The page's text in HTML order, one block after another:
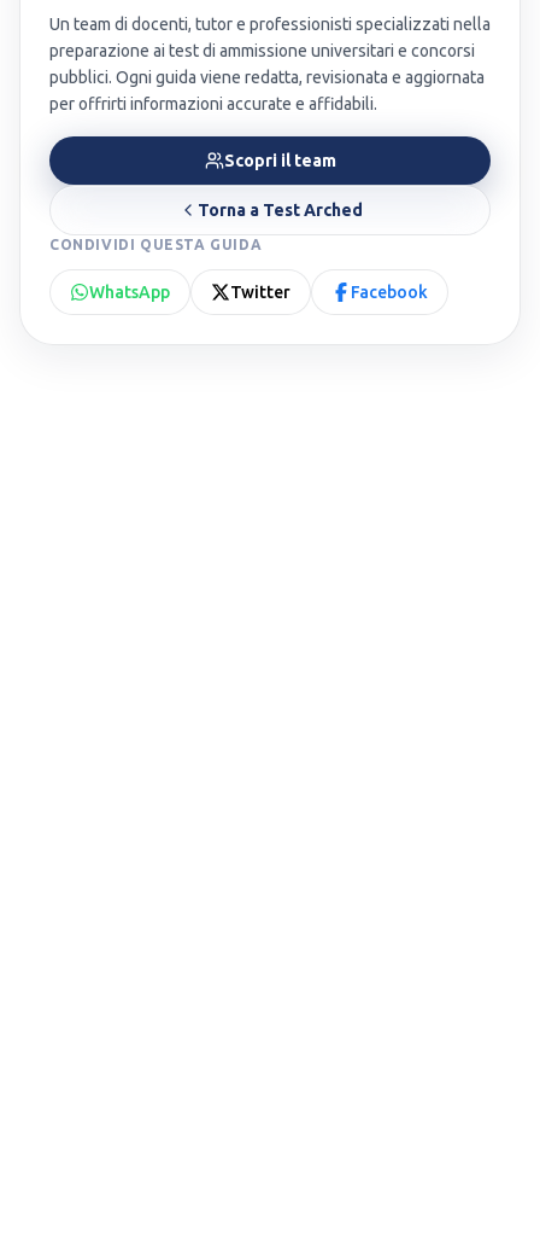
Un team di docenti, tutor e professionisti specializzati nella
preparazione ai test di ammissione universitari e concorsi
pubblici. Ogni guida viene redatta, revisionata e aggiornata
per offrirti informazioni accurate e affidabili.
Scopri il team
Torna a Test Arched
CONDIVIDI QUESTA GUIDA
WhatsApp Twitter Facebook